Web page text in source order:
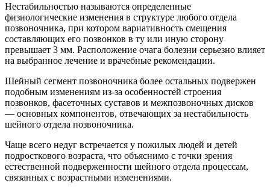
Нестабильностью называются определенные
физиологические изменения в структуре любого отдела
позвоночника, при котором вариативность смещения
составляющих его позвонков в ту или иную сторону
превышает 3 мм. Расположение очага болезни серьезно влияет
на выбранное лечение и врачебные рекомендации.
Шейный сегмент позвоночника более остальных подвержен
подобным изменениям из-за особенностей строения
позвонков, фасеточных суставов и межпозвоночных дисков
— основных компонентов, отвечающих за нестабильность
шейного отдела позвоночника.
Чаще всего недуг встречается у пожилых людей и детей
подросткового возраста, что объяснимо с точки зрения
естественной подверженности шейного отдела процессам,
связанных с возрастными изменениями.